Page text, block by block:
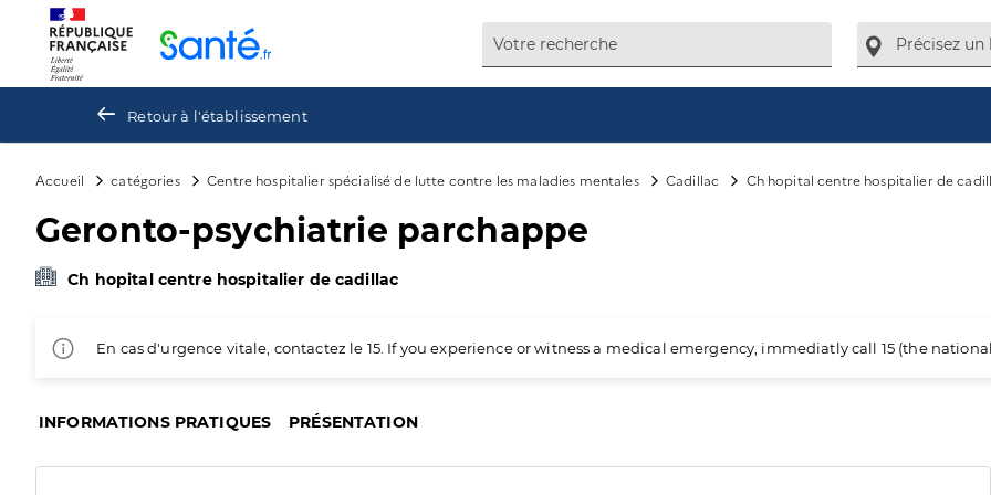
Retour à l'établissement
Accueil catégories Centre hospitalier spécialisé de lutte contre les maladies mentales Cadillac Ch hopital centre hospitalier de
Geronto-psychiatrie parchappe
Ch hopital centre hospitalier de cadillac
En cas d'urgence vitale, contactez le 15. If you experience or witness a medical emergency, immediatly call 15 (the
INFORMATIONS PRATIQUES PRÉSENTATION
Panneau de gestion des cookies